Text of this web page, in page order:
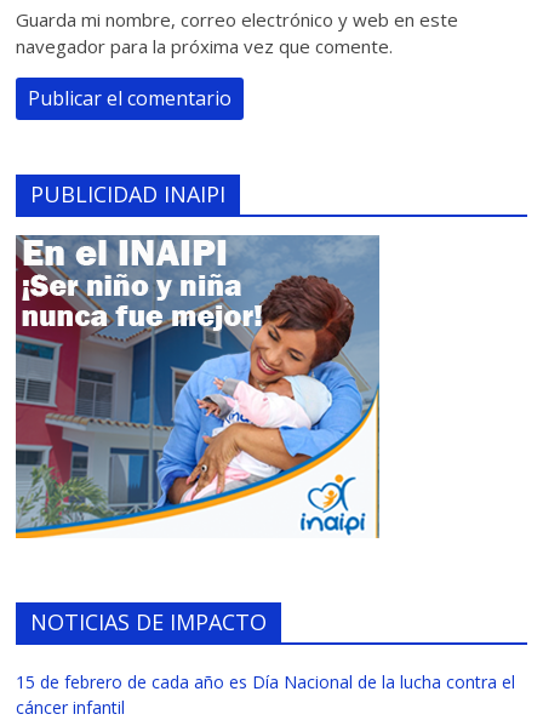
Guarda mi nombre, correo electrónico y web en este
navegador para la próxima vez que comente.
PUBLICIDAD INAIPI
NOTICIAS DE IMPACTO
15 de febrero de cada año es Día Nacional de la lucha contra el
cáncer infantil